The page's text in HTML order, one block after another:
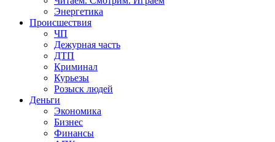
Энергетика
Происшествия
ЧП
Дежурная часть
ДТП
Криминал
Курьезы
Розыск людей
Деньги
Экономика
Бизнес
Финансы